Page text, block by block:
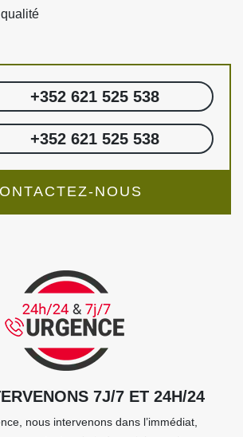
+352 621 525 538
+352 621 525 538
NOUS
7J/7 ET 24H/24
nous intervenons dans l’immédiat,